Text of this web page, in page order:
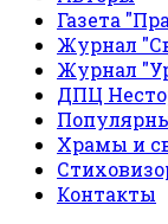
Газета
Журнал
Журнал
ДПЦ
Храмы и
Контакты